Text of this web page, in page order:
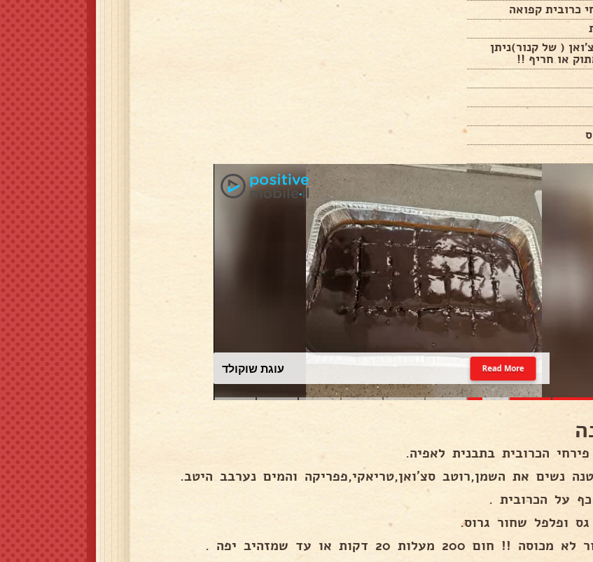
כרובית קפואה
( של קנור)ניתן
או חריף !!
עוגת שוקולד Read More
הכרובית בתבנית לאפיה.
נשים את השמן,רוטב סצ'ואן,טריאקי,פפריקה והמים נערבב היטב.
על הכרובית .
ופלפל שחור גרוס.
חום 200 מעלות 20 דקות או עד שמזהיב יפה .